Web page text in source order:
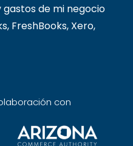
de mi negocio
FreshBooks, Xero,
con